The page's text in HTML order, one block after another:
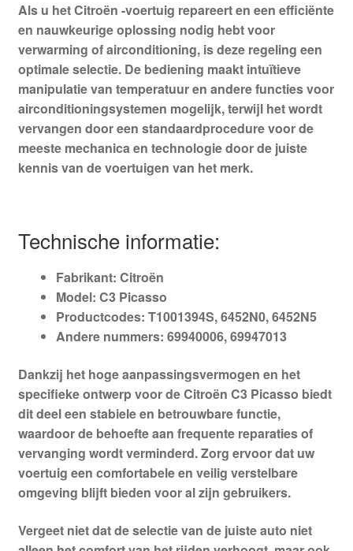
Als u het Citroën -voertuig repareert en een efficiënte
en nauwkeurige oplossing nodig hebt voor
verwarming of airconditioning, is deze regeling een
optimale selectie. De bediening maakt intuïtieve
manipulatie van temperatuur en andere functies voor
airconditioningsystemen mogelijk, terwijl het wordt
vervangen door een standaardprocedure voor de
meeste mechanica en technologie door de juiste
kennis van de voertuigen van het merk.
Technische informatie:
Fabrikant: Citroën
Model: C3 Picasso
Productcodes: T1001394S, 6452N0, 6452N5
Andere nummers: 69940006, 69947013
Dankzij het hoge aanpassingsvermogen en het
specifieke ontwerp voor de Citroën C3 Picasso biedt
dit deel een stabiele en betrouwbare functie,
waardoor de behoefte aan frequente reparaties of
vervanging wordt verminderd. Zorg ervoor dat uw
voertuig een comfortabele en veilig verstelbare
omgeving blijft bieden voor al zijn gebruikers.
Vergeet niet dat de selectie van de juiste auto niet